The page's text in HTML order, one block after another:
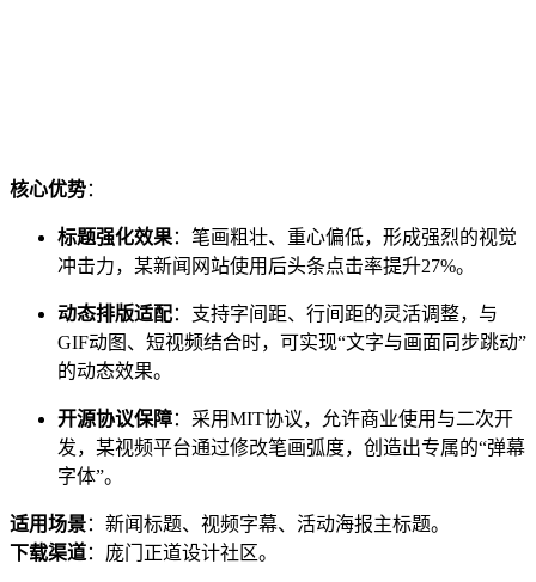
核心优势：
标题强化效果：笔画粗壮、重心偏低，形成强烈的视觉
冲击力，某新闻网站使用后头条点击率提升27%。
动态排版适配：支持字间距、行间距的灵活调整，与
GIF动图、短视频结合时，可实现“文字与画面同步跳动”
的动态效果。
开源协议保障：采用MIT协议，允许商业使用与二次开
发，某视频平台通过修改笔画弧度，创造出专属的“弹幕
字体”。
适用场景：新闻标题、视频字幕、活动海报主标题。
下载渠道：庞门正道设计社区。